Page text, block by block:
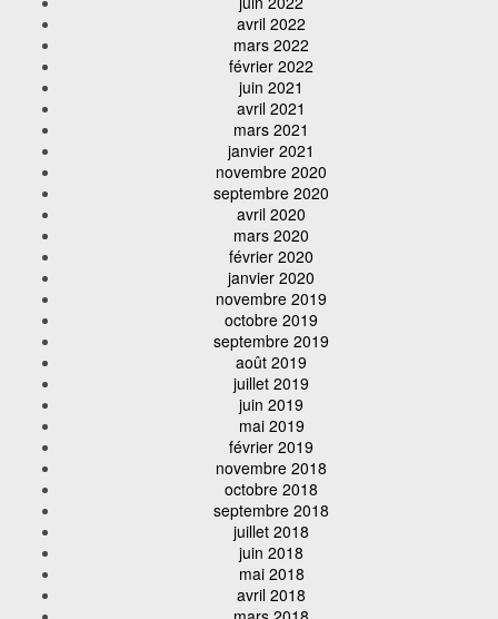
avril 2022
mars 2022
février 2022
juin 2021
avril 2021
mars 2021
janvier 2021
novembre 2020
septembre 2020
avril 2020
mars 2020
février 2020
janvier 2020
novembre 2019
octobre 2019
septembre 2019
août 2019
juillet 2019
juin 2019
mai 2019
février 2019
novembre 2018
octobre 2018
septembre 2018
juillet 2018
juin 2018
mai 2018
avril 2018